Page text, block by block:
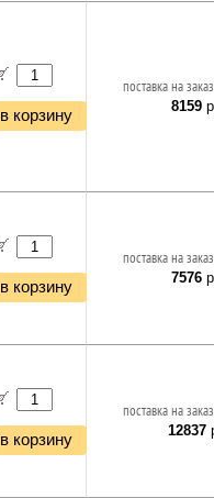
в корзину
поставка на
8159
в корзину
поставка на
7576
в корзину
поставка на
12837